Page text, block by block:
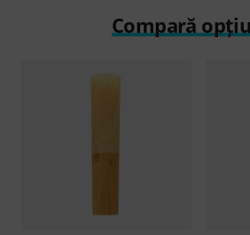
Compară